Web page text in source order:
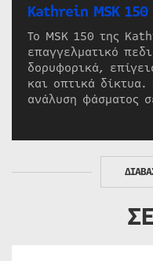
Kathrein MSK 150
Το MSK 150 της
επαγγελματικό
δορυφορικά,
και οπτικά
ανάλυση φάσματος